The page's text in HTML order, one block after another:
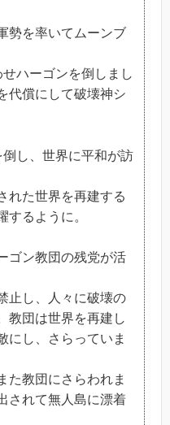
勢を率いてムーンブ
ハーゴンを倒しまし
代償にして破壊神シ
し、世界に平和が訪
れた世界を再建する
するように。
ゴン教団の残党が活
止し、人々に破壊の
教団は世界を再建し
にし、さらっていま
た教団にさらわれま
されて無人島に漂着